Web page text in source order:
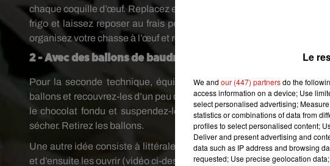
chaque coquille d’œuf. Replacez ensuite vos œufs dans leur
frigo et laissez reposer au frais pendant deux bonnes heures.
organisez votre chasse à l’œuf et régalez-vous !
2 - Avec des ballons de baudruche
Pour la seconde technique, équipez-vous d’un ballon de
ballons et recouvrez-les d’un peu d’huile pendant que le chocolat
le chocolat fondu et suspendez-les au niveau du nœud à l’aide
sécher. Retirez les ballons.
Une autre idée consiste à littéralement remplir des petits ballons de
et d’ensuite les ouvrir (vidéo ci-dessous). Tadaaam, le tour est joué !
Le
We and our (447) partnersdo the
access information on a device; Use
select personalised advertising;
statistics or combinations of data from
profiles to select personalised content;
Deliver and present advertising and
data such as IP address and browsing
requested; Use precise geolocation